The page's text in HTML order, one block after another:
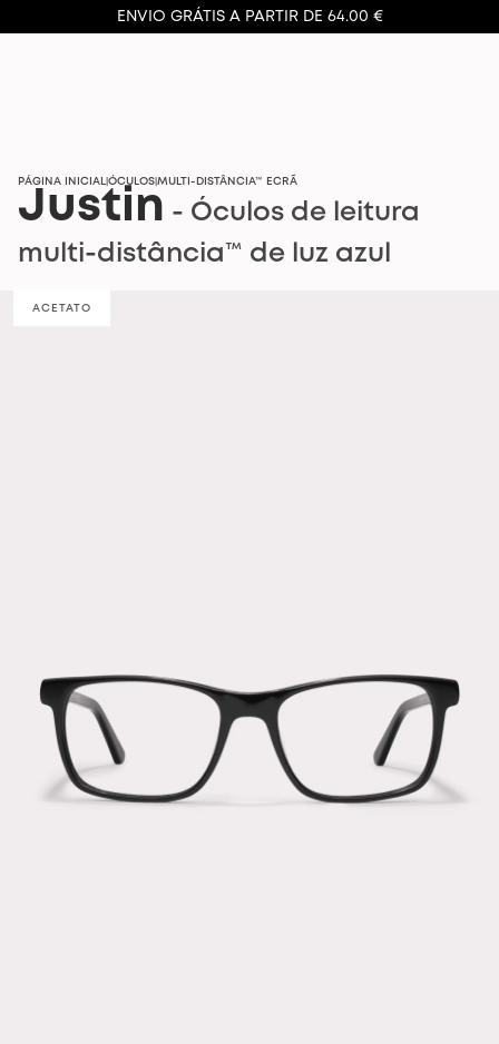
ENVIO GRÁTIS A PARTIR DE 64.00 €
PÁGINA INICIAL ÓCULOS MULTI-DISTÂNCIA™ ECRÃ
Justin - Óculos de leitura
multi-distância™ de luz azul
ACETATO